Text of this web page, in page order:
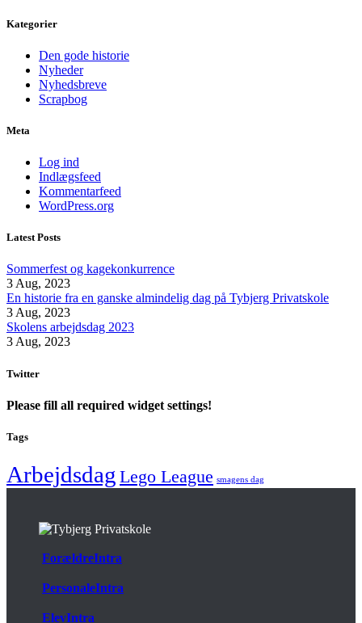
Kategorier
Den gode historie
Nyheder
Nyhedsbreve
Scrapbog
Meta
Log ind
Indlægsfeed
Kommentarfeed
WordPress.org
Latest Posts
Sommerfest og kagekonkurrence
3 Aug, 2023
En historie fra en ganske almindelig dag på Tybjerg Privatskole
3 Aug, 2023
Skolens arbejdsdag 2023
3 Aug, 2023
Twitter
Please fill all required widget settings!
Tags
Arbejdsdag Lego League smagens dag
ForældreIntra
PersonaleIntra
ElevIntra